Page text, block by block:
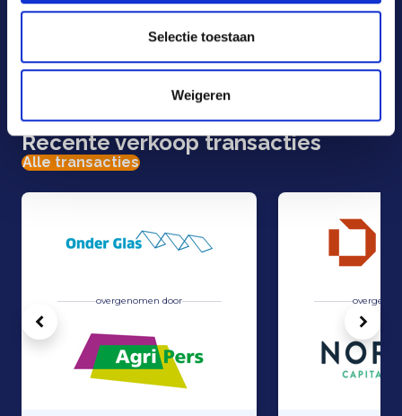
Selectie toestaan
Weigeren
E-mail
Contactformulier
Recente verkoop transacties
Alle transacties
overgenomen door
Vorige